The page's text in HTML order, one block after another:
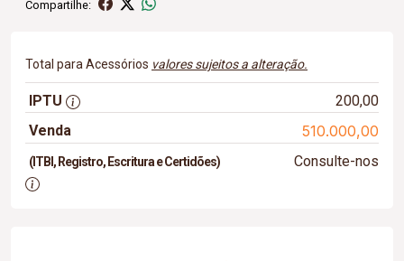
Compartilhe:
Total para Acessórios valores sujeitos a alteração.
IPTU
200,00
Venda
510.000,00
(ITBI, Registro, Escritura e Certidões) Consulte-nos